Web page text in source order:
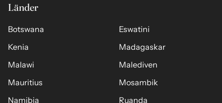
Länder
Botswana
Eswatini
Kenia
Madagaskar
Malawi
Malediven
Mauritius
Mosambik
Namibia
Ruanda